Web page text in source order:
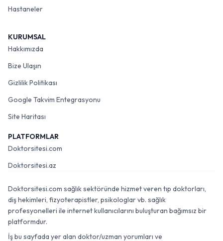
Hastaneler
KURUMSAL
Hakkımızda
Bize Ulaşın
Gizlilik Politikası
Google Takvim Entegrasyonu
Site Haritası
PLATFORMLAR
Doktorsitesi.com
Doktorsitesi.az
Doktorsitesi.com sağlık sektöründe hizmet veren tıp doktorları,
diş hekimleri, fizyoterapistler, psikologlar vb. sağlık
profesyonelleri ile internet kullanıcılarını buluşturan bağımsız bir
platformdur.
İş bu sayfada yer alan doktor/uzman yorumları ve